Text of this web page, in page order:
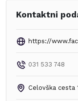
Kontaktni
https://
031 533 748
Celovška cesta